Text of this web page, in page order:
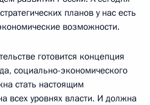
планов у нас есть
возможности.
готовится концепция
социально-экономического
стать настоящим
всех уровнях власти. И должна